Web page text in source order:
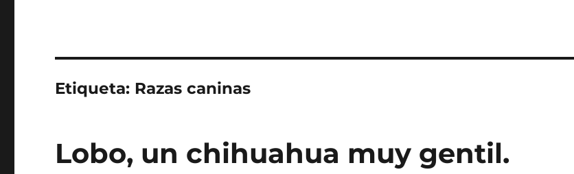
Etiqueta: Razas caninas
Lobo, un chihuahua muy gentil.